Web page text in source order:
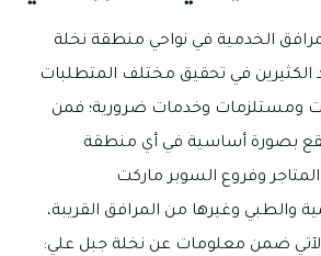
الخدمية في نواحي منطقة نخلة
في تحقيق مختلف المتطلبات
ومستلزمات وخدمات ضرورية؛ فمن
تقع بصورة أساسية في أي منطقة
المتاجر وفروع السوبر ماركت
والطبي وغيرها من المرافق القريبة،
ضمن معلومات عن نخلة جبل علي: